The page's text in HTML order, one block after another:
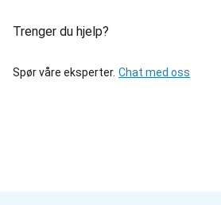
Trenger du hjelp?
Spør våre eksperter. Chat med oss